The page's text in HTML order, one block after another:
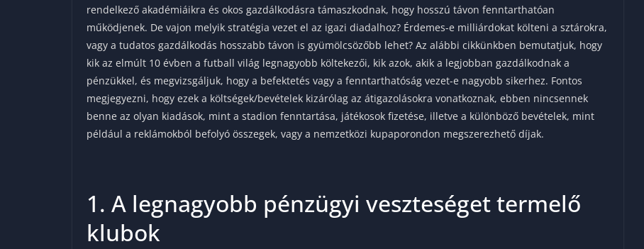
rendelkező akadémiáikra és okos gazdálkodásra támaszkodnak, hogy hosszú távon fenntarthatóan
működjenek. De vajon melyik stratégia vezet el az igazi diadalhoz? Érdemes-e milliárdokat költeni a sztárokra,
vagy a tudatos gazdálkodás hosszabb távon is gyümölcsözőbb lehet? Az alábbi cikkünkben bemutatjuk, hogy
kik az elmúlt 10 évben a futball világ legnagyobb költekezői, kik azok, akik a legjobban gazdálkodnak a
pénzükkel, és megvizsgáljuk, hogy a befektetés vagy a fenntarthatóság vezet-e nagyobb sikerhez. Fontos
megjegyezni, hogy ezek a költségek/bevételek kizárólag az átigazolásokra vonatkoznak, ebben nincsennek
benne az olyan kiadások, mint a stadion fenntartása, játékosok fizetése, illetve a különböző bevételek, mint
például a reklámokból befolyó összegek, vagy a nemzetközi kupaporondon megszerezhető díjak.
1. A legnagyobb pénzügyi veszteséget termelő
klubok